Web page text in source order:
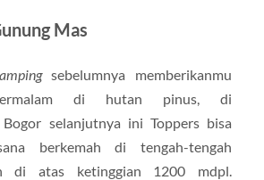
Mas
sebelumnya memberikanmu
di hutan pinus, di
selanjutnya ini Toppers bisa
berkemah di tengah-tengah
di atas ketinggian 1200 mdpl.